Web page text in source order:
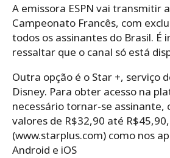
A emissora ESPN vai transmitir
Campeonato Francês, com
todos os assinantes do Brasil. É
ressaltar que o canal só está
Outra opção é o Star +, serviço
Disney. Para obter acesso na
necessário tornar-se assinante,
valores de R$32,90 até
(www.starplus.com) como nos
Android e iOS